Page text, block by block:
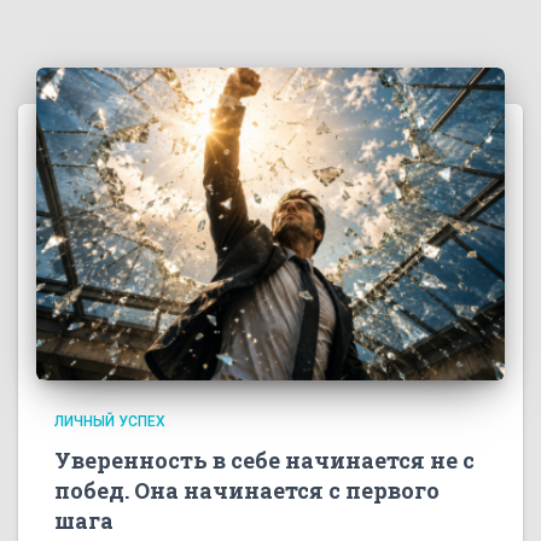
ЛИЧНЫЙ УСПЕХ
Уверенность в себе начинается не с
побед. Она начинается с первого
шага